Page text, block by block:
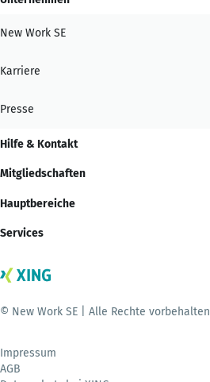
New Work SE
Karriere
Presse
Hilfe & Kontakt
Mitgliedschaften
Hauptbereiche
Services
© New Work SE | Alle Rechte vorbehalten
Impressum
AGB